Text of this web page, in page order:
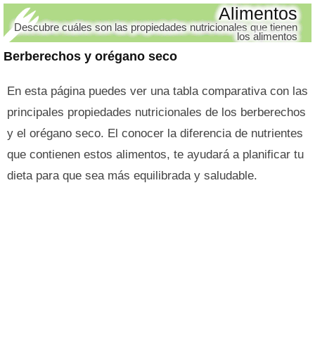
Berberechos y orégano seco
Alimentos
Descubre cuáles son las propiedades nutricionales que tienen
los alimentos
En esta página puedes ver una tabla comparativa con las
principales propiedades nutricionales de los berberechos
y el orégano seco. El conocer la diferencia de nutrientes
que contienen estos alimentos, te ayudará a planificar tu
dieta para que sea más equilibrada y saludable.